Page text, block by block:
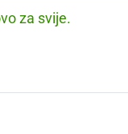
za svije.